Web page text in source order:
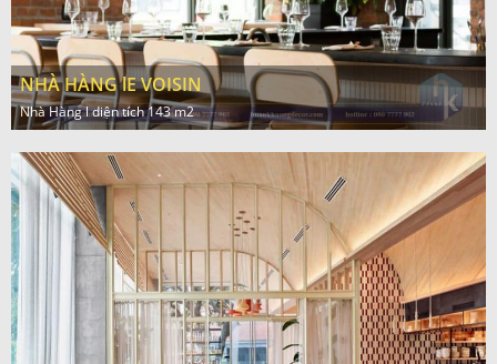
NHÀ HÀNG lE VOISIN
Nhà Hàng l diện tích 143 m2